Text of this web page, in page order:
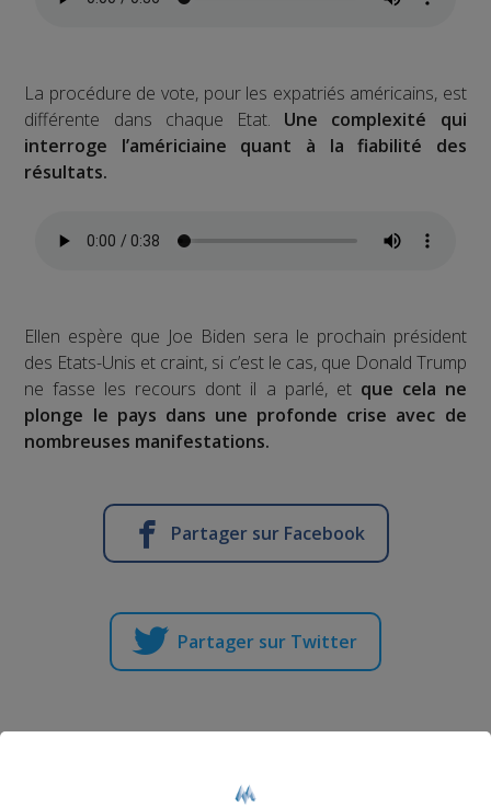
La procédure de vote, pour les expatriés américains, est
différente dans chaque Etat. Une complexité qui
interroge l’américiaine quant à la fiabilité des
résultats.
Ellen espère que Joe Biden sera le prochain président
des Etats-Unis et craint, si c’est le cas, que Donald Trump
ne fasse les recours dont il a parlé, et que cela ne
plonge le pays dans une profonde crise avec de
nombreuses manifestations.
Partager sur Facebook
Partager sur Twitter